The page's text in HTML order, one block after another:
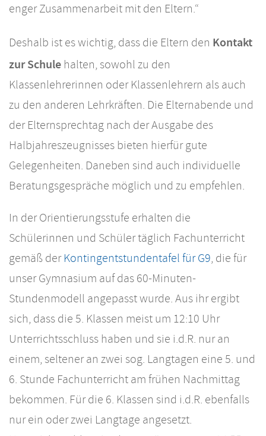
enger Zusammenarbeit mit den Eltern.“
Deshalb ist es wichtig, dass die Eltern den Kontakt
zur Schulehalten, sowohl zu den
Klassenlehrerinnen oder Klassenlehrern als auch
zu den anderen Lehrkräften. Die Elternabende und
der Elternsprechtag nach der Ausgabe des
Halbjahreszeugnisses bieten hierfür gute
Gelegenheiten. Daneben sind auch individuelle
Beratungsgespräche möglich und zu empfehlen.
In der Orientierungsstufe erhalten die
Schülerinnen und Schüler täglich Fachunterricht
gemäß derKontingentstundentafel für G9, die für
unser Gymnasium auf das 60-Minuten-
Stundenmodell angepasst wurde. Aus ihr ergibt
sich, dass die 5. Klassen meist um 12:10 Uhr
Unterrichtsschluss haben und sie i.d.R. nur an
einem, seltener an zwei sog. Langtagen eine 5. und
6. Stunde Fachunterricht am frühen Nachmittag
bekommen. Für die 6. Klassen sind i.d.R. ebenfalls
nur ein oder zwei Langtage angesetzt.